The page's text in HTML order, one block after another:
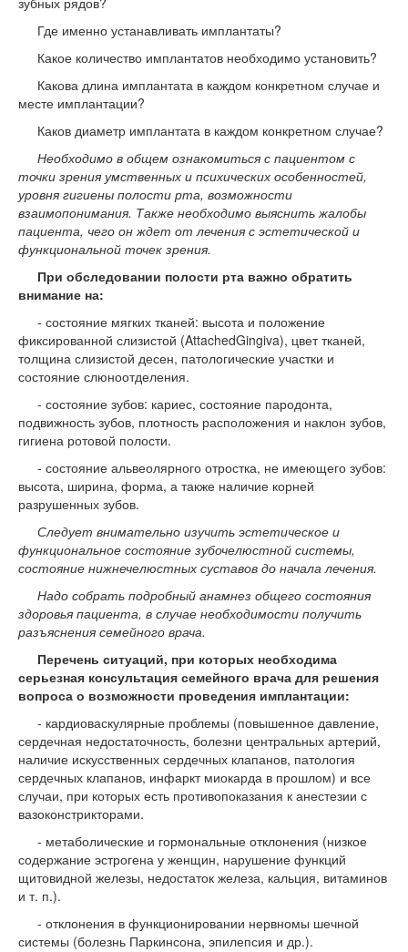
Где именно устанавливать имплантаты?
Какое количество имплантатов необходимо установить?
Какова длина имплантата в каждом конкретном случае и
месте имплантации?
Каков диаметр имплантата в каждом конкретном случае?
Необходимо в общем ознакомиться с пациентом с
точки зрения умственных и психических особенностей,
уровня гигиены полости рта, возможности
взаимопонимания. Также необходимо выяснить жалобы
пациента, чего он ждет от лечения с эстетической и
функциональной точек зрения.
При обследовании полости рта важно обратить
внимание на:
- состояние мягких тканей: высота и положение
фиксированной слизистой (AttachedGingiva), цвет тканей,
толщина слизистой десен, патологические участки и
состояние слюноотделения.
- состояние зубов: кариес, состояние пародонта,
подвижность зубов, плотность расположения и наклон зубов,
гигиена ротовой полости.
- состояние альвеолярного отростка, не имеющего зубов:
высота, ширина, форма, а также наличие корней
разрушенных зубов.
Следует внимательно изучить эстетическое и
функциональное состояние зубочелюстной системы,
состояние нижнечелюстных суставов до начала лечения.
Надо собрать подробный анамнез общего состояния
здоровья пациента, в случае необходимости получить
разъяснения семейного врача.
Перечень ситуаций, при которых необходима
серьезная консультация семейного врача для решения
вопроса о возможности проведения имплантации:
- кардиоваскулярные проблемы (повышенное давление,
сердечная недостаточность, болезни центральных артерий,
наличие искусственных сердечных клапанов, патология
сердечных клапанов, инфаркт миокарда в прошлом) и все
случаи, при которых есть противопоказания к анестезии с
вазоконстрикторами.
- метаболические и гормональные отклонения (низкое
содержание эстрогена у женщин, нарушение функций
щитовидной железы, недостаток железа, кальция, витаминов
и т. п.).
- отклонения в функционировании нервномы шечной
системы (болезнь Паркинсона, эпилепсия и др.).